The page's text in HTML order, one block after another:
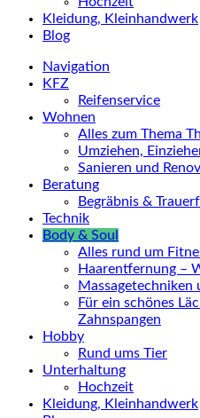
Kleidung, Kleinhandwerk
Blog
Navigation
KFZ
Reifenservice
Wohnen
Alles zum Thema
Umziehen,
Sanieren und
Beratung
Begräbnis &
Technik
Body & Soul
Alles rund um
Haarentfernung –
Massagetechniken
Für ein schönes
Zahnspangen
Hobby
Rund ums Tier
Unterhaltung
Hochzeit
Kleidung, Kleinhandwerk